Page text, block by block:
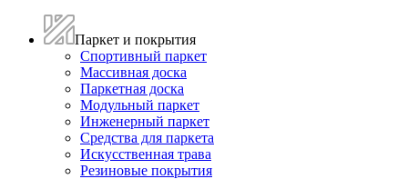
Паркет и покрытия
Спортивный паркет
Массивная доска
Паркетная доска
Модульный паркет
Инженерный паркет
Средства для паркета
Искусственная трава
Резиновые покрытия